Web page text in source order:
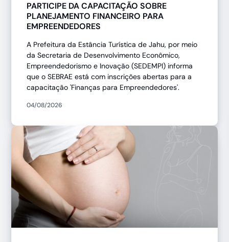
PARTICIPE DA CAPACITAÇÃO SOBRE
PLANEJAMENTO FINANCEIRO PARA
EMPREENDEDORES
A Prefeitura da Estância Turística de Jahu, por meio
da Secretaria de Desenvolvimento Econômico,
Empreendedorismo e Inovação (SEDEMPI) informa
que o SEBRAE está com inscrições abertas para a
capacitação 'Finanças para Empreendedores'.
04/08/2026